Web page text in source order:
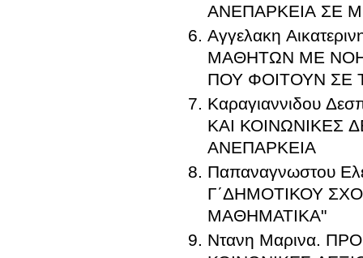
ΑΝΕΠΑΡΚΕΙΑ ΣΕ
Αγγελακη
ΜΑΘΗΤΩΝ ΜΕ
ΠΟΥ ΦΟΙΤΟΥΝ ΣΕ
Καραγιαννιδου
ΚΑΙ ΚΟΙΝΩΝΙΚΕΣ
ΑΝΕΠΑΡΚΕΙΑ
Παπαναγνωστου
Γ΄ΔΗΜΟΤΙΚΟΥ
ΜΑΘΗΜΑΤΙΚΑ"
Ντανη Μαρινα.